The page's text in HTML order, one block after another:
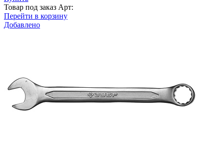
Товар под заказ Арт:
Перейти в корзину
Добавлено